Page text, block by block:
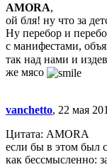
AMORA,
ой бля! ну что за
Ну перебор и
с манифестами,
так над нами и
же мясо
vanchetto, 22 мая
Цитата: AMORA
если бы в этом был
как бессмысленно: